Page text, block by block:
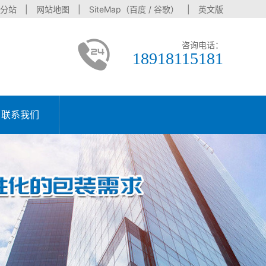
站 网站地图 | SiteMap（百度 / 谷歌） | 英文版
咨询电话：
18918115181
联系我们